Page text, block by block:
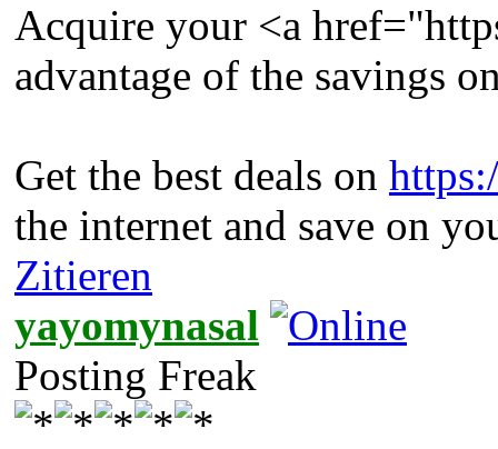
Acquire your <a
advantage of the savings
Get the best deals on
the internet and save on
Zitieren
yayomynasal
Posting Freak